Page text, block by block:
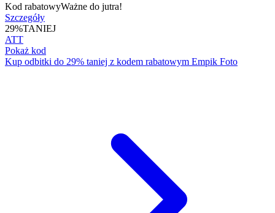
Kod rabatowyWażne do jutra!
Szczegóły
29%TANIEJ
ATT
Pokaż kod
Kup odbitki do 29% taniej z kodem rabatowym Empik Foto